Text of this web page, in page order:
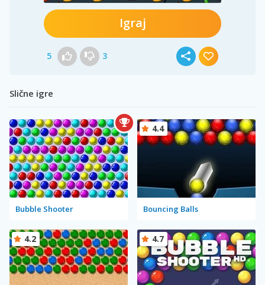
Igraj
5 3
Slične igre
Bubble Shooter Bouncing Balls
4.4
4.2 4.7